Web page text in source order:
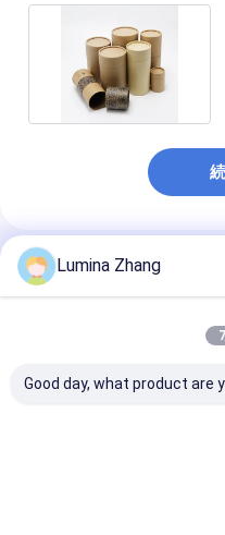
推薦されたプロダクト
Lumina Zhang
Good day, what product are